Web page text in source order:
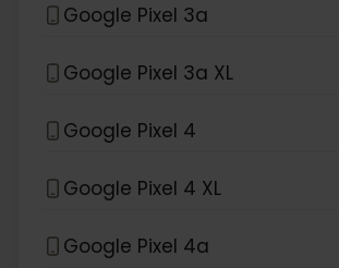
Google Pixel 3a
Google Pixel 3a XL
Google Pixel 4
Google Pixel 4 XL
Google Pixel 4a